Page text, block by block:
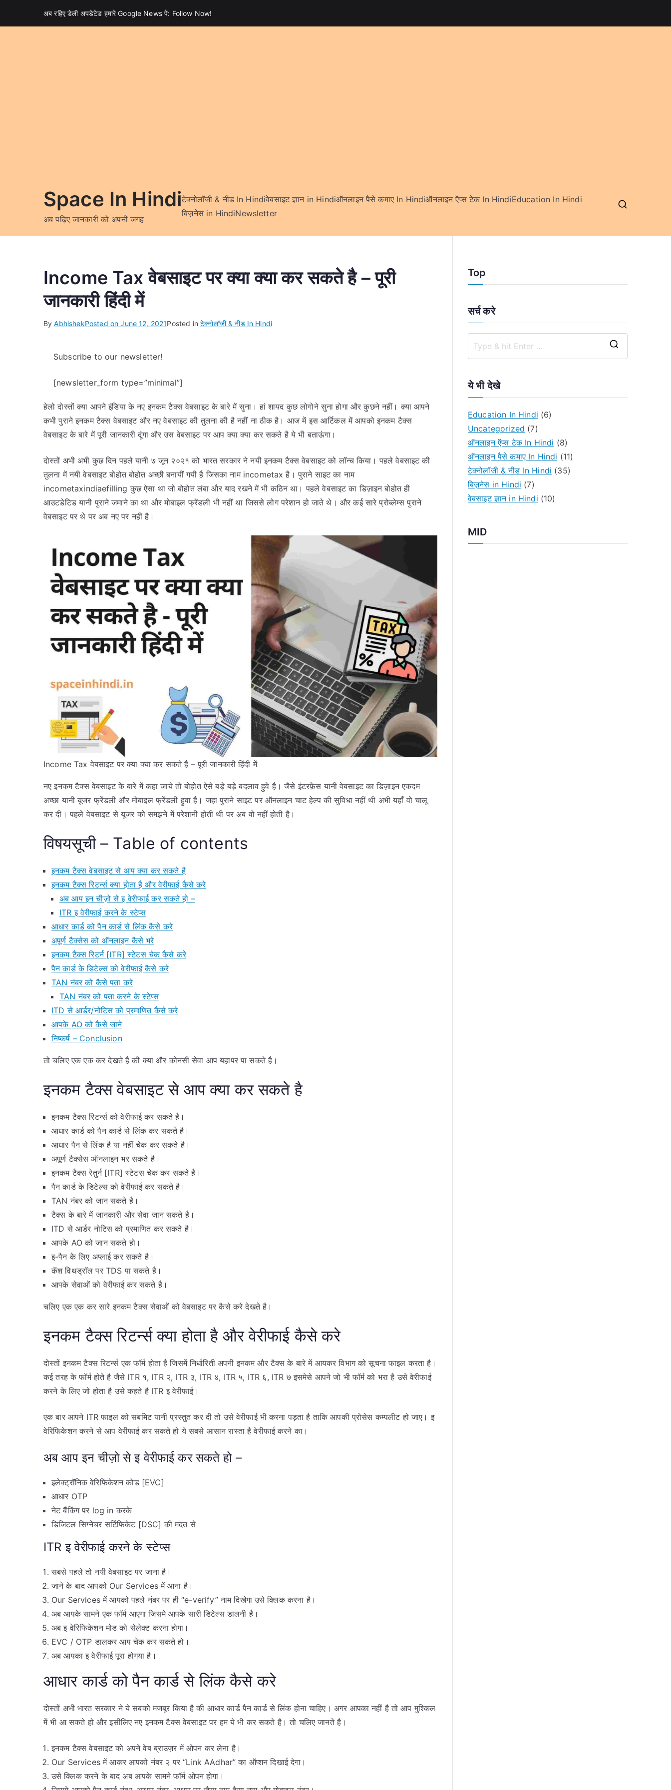
अब रहिए डेली अपडेटेड हमारे Google News पे: Follow Now!
Space In Hindi
अब पढ़िए जानकारी को अपनी जगह
टेक्नोलॉजी & नीड In Hindiवेबसाइट ज्ञान in Hindiऑनलाइन पैसे कमाए In Hindiऑनलाइन ऍप्स टेक In HindiEducation In Hindi
बिज़नेस in HindiNewsletter
Income Tax वेबसाइट पर क्या क्या कर सकते है – पूरी
जानकारी हिंदी में
ByAbhishekPosted onJune 12, 2021Posted inटेक्नोलॉजी & नीड In Hindi
Subscribe to our newsletter!
[newsletter_form type=”minimal”]
हेलो दोस्तों क्या आपने इंडिया के नए इनकम टैक्स वेबसाइट के बारे में सुना। हां शायद कुछ लोगोने सुना होगा और कुछने नहीं। क्या आपने
कभी पुराने इनकम टैक्स वेबसाइट और नए वेबसाइट की तुलना की है नहीं ना ठीक है। आज में इस आर्टिकल में आपको इनकम टैक्स
वेबसाइट के बारे में पूरी जानकारी दूंगा और उस वेबसाइट पर आप क्या क्या कर सकते है ये भी बताऊंगा।
दोस्तों अभी अभी कुछ दिन पहले यानी ७ जून २०२१ को भारत सरकार ने नयी इनकम टैक्स वेबसाइट को लॉन्च किया। पहले वेबसाइट की
तुलना में नयी वेबसाइट बोहोत बोहोत अच्छी बनायीं गयी है जिसका नाम incometax है। पुराने साइट का नाम
incometaxindiaefilling कुछ ऐसा था जो बोहोत लंबा और याद रखने में भी कठिन था। पहले वेबसाइट का डिज़ाइन बोहोत ही
आउटडेटिड यानी पुराने जमाने का था और मोबाइल फ्रेंडली भी नहीं था जिससे लोग परेशान हो जाते थे। और कई सारे प्रोब्लेम्स पुराने
वेबसाइट पर थे पर अब नए पर नहीं है।
Income Tax वेबसाइट पर क्या क्या कर सकते है – पूरी जानकारी हिंदी में
नए इनकम टैक्स वेबसाइट के बारे में कहा जाये तो बोहोत ऐसे बड़े बड़े बदलाव हुवे है। जैसे इंटरफ़ेस यानी वेबसाइट का डिज़ाइन एकदम
अच्छा यानी यूजर फ्रेंडली और मोबाइल फ्रेंडली हुवा है। जहा पुराने साइट पर ऑनलाइन चाट हेल्प की सुविधा नहीं थी अभी यहाँ वो चालू
कर दी। पहले वेबसाइट से यूजर को समझने में परेशानी होती थी पर अब वो नहीं होती है।
विषयसूची – Table of contents
इनकम टैक्स वेबसाइट से आप क्या कर सकते है
इनकम टैक्स रिटर्न्स क्या होता है और वेरीफाई कैसे करे
अब आप इन चीज़ो से इ वेरीफाई कर सकते हो –
ITR इ वेरीफाई करने के स्टेप्स
आधार कार्ड को पैन कार्ड से लिंक कैसे करे
अपूर्ण टैक्सेस को ऑनलाइन कैसे भरे
इनकम टैक्स रिटर्न [ITR] स्टेटस चेक कैसे करे
पैन कार्ड के डिटेल्स को वेरीफाई कैसे करे
TAN नंबर को कैसे पता करे
TAN नंबर को पता करने के स्टेप्स
ITD से आर्डर/नोटिस को प्रमाणित कैसे करे
आपके AO को कैसे जाने
निष्कर्ष – Conclusion
तो चलिए एक एक कर देखते है की क्या और कोनसी सेवा आप यहापर पा सकते है।
इनकम टैक्स वेबसाइट से आप क्या कर सकते है
इनकम टैक्स रिटर्न्स को वेरीफाई कर सकते है।
आधार कार्ड को पैन कार्ड से लिंक कर सकते है।
आधार पैन से लिंक है या नहीं चेक कर सकते है।
अपूर्ण टैक्सेस ऑनलाइन भर सकते है।
इनकम टैक्स रेतुर्न [ITR] स्टेटस चेक कर सकते है।
पैन कार्ड के डिटेल्स को वेरीफाई कर सकते है।
TAN नंबर को जान सकते है।
टैक्स के बारे में जानकारी और सेवा जान सकते है।
ITD से आर्डर नोटिस को प्रमाणित कर सकते है।
आपके AO को जान सकते हो।
इ-पैन के लिए अप्लाई कर सकते है।
कॅश विथड्रॉल पर TDS पा सकते है।
आपके सेवाओं को वेरीफाई कर सकते है।
चलिए एक एक कर सारे इनकम टैक्स सेवाओं को वेबसाइट पर कैसे करे देखते है।
इनकम टैक्स रिटर्न्स क्या होता है और वेरीफाई कैसे करे
दोस्तों इनकम टैक्स रिटर्न्स एक फॉर्म होता है जिसमें निर्धारिती अपनी इनकम और टैक्स के बारे में आयकर विभाग को सूचना फाइल करता है।
कई तरह के फॉर्म होते है जैसे ITR १, ITR २, ITR ३, ITR ४, ITR ५, ITR ६, ITR ७ इसमेसे आपने जो भी फॉर्म को भरा है उसे वेरीफाई
करने के लिए जो होता है उसे कहते है ITR इ वेरीफाई।
एक बार आपने ITR फाइल को सबमिट यानी प्रस्तुत कर दी तो उसे वेरीफाई भी करना पड़ता है ताकि आपकी प्रोसेस कम्पलीट हो जाए। इ
वेरिफिकेशन करने से आप वेरीफाई कर सकते हो ये सबसे आसान रास्ता है वेरीफाई करने का।
अब आप इन चीज़ो से इ वेरीफाई कर सकते हो –
इलेक्ट्रॉनिक वेरिफिकेशन कोड [EVC]
आधार OTP
नेट बैंकिंग पर log in करके
डिजिटल सिग्नेचर सर्टिफिकेट [DSC] की मदत से
ITR इ वेरीफाई करने के स्टेप्स
सबसे पहले तो नयी वेबसाइट पर जाना है।
जाने के बाद आपको Our Services में आना है।
Our Services में आपको पहले नंबर पर ही “e-verify” नाम दिखेगा उसे क्लिक करना है।
अब आपके सामने एक फॉर्म आएगा जिसमे आपके सारी डिटेल्स डालनी है।
अब इ वेरिफिकेशन मोड को सेलेक्ट करना होगा।
EVC / OTP डालकर आप चेक कर सकते हो।
अब आपका इ वेरीफाई पूरा होगया है।
आधार कार्ड को पैन कार्ड से लिंक कैसे करे
दोस्तों अभी भारत सरकार ने ये सबको मजबूर किया है की आधार कार्ड पैन कार्ड से लिंक होना चाहिए। अगर आपका नहीं है तो आप मुश्किल
में भी आ सकते हो और इसीलिए नए इनकम टैक्स वेबसाइट पर हम ये भी कर सकते है। तो चलिए जानते है।
इनकम टैक्स वेबसाइट को अपने वेब ब्राउज़र में ओपन कर लेना है।
Our Services में आकर आपको नंबर २ पर “Link AAdhar” का ऑप्शन दिखाई देगा।
उसे क्लिक करने के बाद अब आपके सामने फॉर्म ओपन होगा।
Top
सर्च करे
ये भी देखे
Education In Hindi (6)
Uncategorized (7)
ऑनलाइन ऍप्स टेक In Hindi (8)
ऑनलाइन पैसे कमाए In Hindi (11)
टेक्नोलॉजी & नीड In Hindi (35)
बिज़नेस in Hindi (7)
वेबसाइट ज्ञान in Hindi (10)
MID